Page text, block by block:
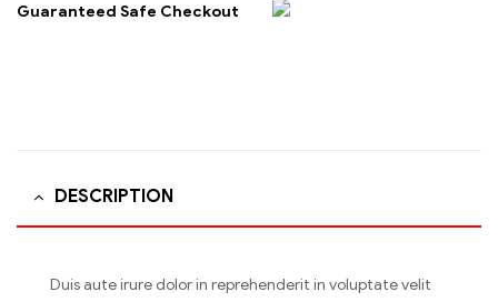
Guaranteed Safe Checkout
DESCRIPTION
Duis aute irure dolor in reprehenderit in voluptate velit